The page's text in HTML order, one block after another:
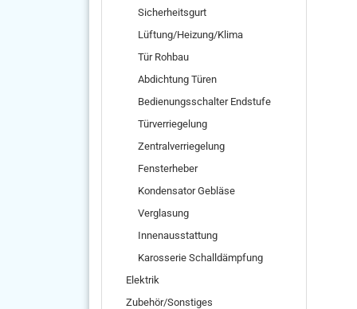
Sicherheitsgurt
Lüftung/Heizung/Klima
Tür Rohbau
Abdichtung Türen
Bedienungsschalter Endstufe
Türverriegelung
Zentralverriegelung
Fensterheber
Kondensator Gebläse
Verglasung
Innenausstattung
Karosserie Schalldämpfung
Elektrik
Zubehör/Sonstiges